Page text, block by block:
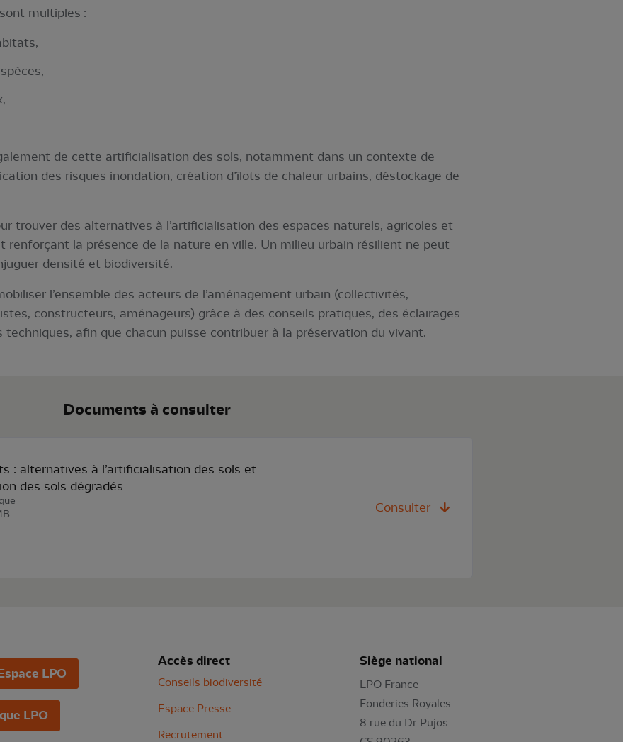
multiples :
de cette artificialisation des sols, notamment dans un contexte de
des risques inondation, création d’îlots de chaleur urbains, déstockage de
trouver des alternatives à l’artificialisation des espaces naturels, agricoles et
la présence de la nature en ville. Un milieu urbain résilient ne peut
densité et biodiversité.
l’ensemble des acteurs de l’aménagement urbain (collectivités,
constructeurs, aménageurs) grâce à des conseils pratiques, des éclairages
afin que chacun puisse contribuer à la préservation du vivant.
Documents à consulter
: alternatives à l’artificialisation des sols et
des sols dégradés
Consulter
LPO
LPO
Accès direct
Conseils biodiversité
Espace Presse
Recrutement
Siège national
LPO France
Fonderies Royales
8 rue du Dr Pujos